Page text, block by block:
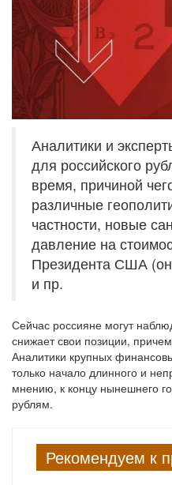
Аналитики и
для российского
время, причиной
различные
частности, новые
давление на
Президента США
и пр.
Сейчас россияне могут
снижает свои позиции,
Аналитики крупных
только начало длинного и
мнению, к концу нынешнего
рублям.
Рекомендуем к